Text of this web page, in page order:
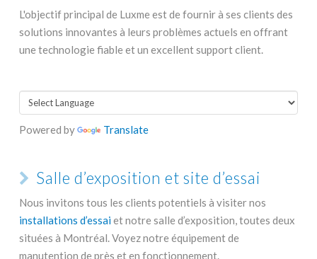
L'objectif principal de Luxme est de fournir à ses clients des
solutions innovantes à leurs problèmes actuels en offrant
une technologie fiable et un excellent support client.
Powered by Translate
Salle d’exposition et site d’essai
Nous invitons tous les clients potentiels à visiter nos
installations d’essaiet notre salle d’exposition, toutes deux
situées à Montréal. Voyez notre équipement de
manutention de près et en fonctionnement.